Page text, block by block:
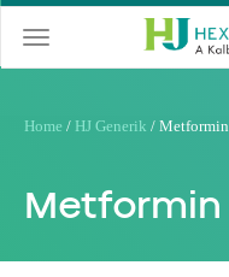
Toggle
navigation
Home / HJ Generik / Metformin
Metformin